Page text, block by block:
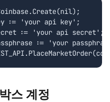
:= 'your api key';
:= 'your api secret';
:= 'your
스 계정